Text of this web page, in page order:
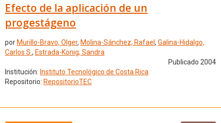
Efecto de la aplicación de un
progestágeno
por Murillo-Bravo, Olger, Molina-Sánchez, Rafael , Galina-Hidalgo,
Carlos S., Estrada-Konig, Sandra
Publicado 2004
Institución: Instituto Tecnológico de Costa Rica
Repositorio: RepositorioTEC